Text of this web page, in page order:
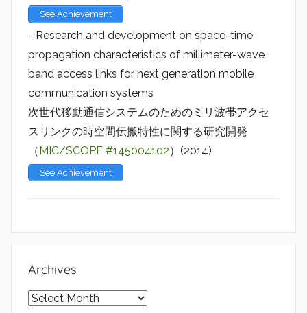
See Achievement
- Research and development on space-time
propagation characteristics of millimeter-wave
band access links for next generation mobile
communication systems
次世代移動通信システムのためのミリ波帯アクセ
スリンクの時空間伝搬特性に関する研究開発
（MIC/SCOPE #145004102）(2014)
See Achievement
Archives
Archives